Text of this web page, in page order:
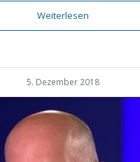
Weiterlesen
5. Dezember 2018